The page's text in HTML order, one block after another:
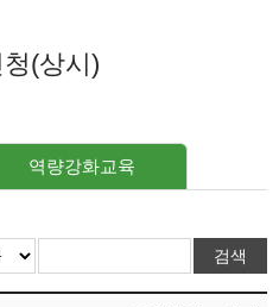
(상시)
역량강화교육